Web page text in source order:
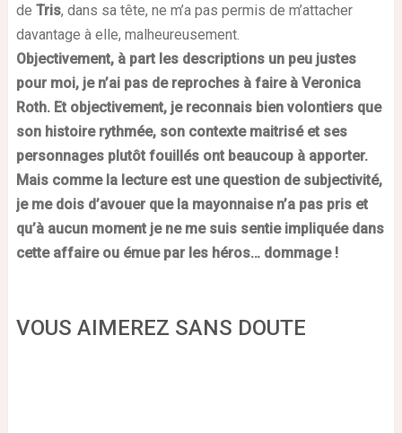
de Tris, dans sa tête, ne m’a pas permis de m’attacher
davantage à elle, malheureusement.
Objectivement, à part les descriptions un peu justes
pour moi, je n’ai pas de reproches à faire à Veronica
Roth. Et objectivement, je reconnais bien volontiers que
son histoire rythmée, son contexte maitrisé et ses
personnages plutôt fouillés ont beaucoup à apporter.
Mais comme la lecture est une question de subjectivité,
je me dois d’avouer que la mayonnaise n’a pas pris et
qu’à aucun moment je ne me suis sentie impliquée dans
cette affaire ou émue par les héros… dommage !
VOUS AIMEREZ SANS DOUTE